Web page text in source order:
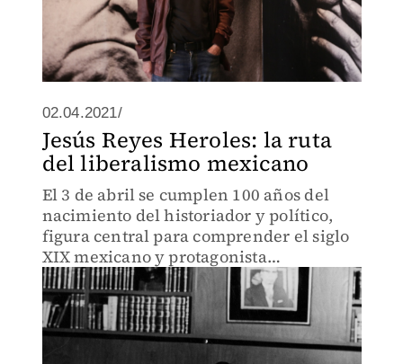
02.04.2021/
Jesús Reyes Heroles: la ruta
del liberalismo mexicano
El 3 de abril se cumplen 100 años del
nacimiento del historiador y político,
figura central para comprender el siglo
XIX mexicano y protagonista
indiscutible en el desarrollo de nuestro
país en el XX.